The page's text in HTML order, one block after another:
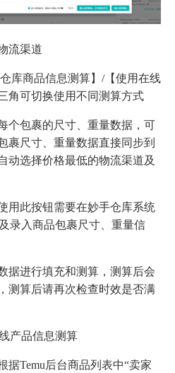
流渠道
库商品信息测算】/【使用在线
角可切换使用不同测算方式
个包裹的尺寸、重量数据，可
裹尺寸、重量数据直接同步到
动选择价格最低的物流渠道及
用此按钮需要在妙手仓库系统
录入商品包裹尺寸、重量信
据进行填充和测算，测算后会
测算后请再次检查时效是否满
产品信息测算
据Temu后台商品列表中“卖家